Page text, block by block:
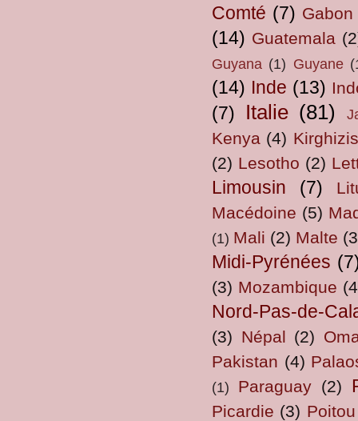
Comté (7) Gabon
(14) Guatemala
Guyana (1) Guyane
(14) Inde (13)
(7) Italie (81)
Kenya (4)
(2) Lesotho (2)
Limousin (7)
Macédoine (5)
(1) Mali (2) Malte
Midi-Pyrénées
(3) Mozambique
Nord-Pas-de-
(3) Népal (2)
Pakistan (4)
(1) Paraguay (2)
Picardie (3)